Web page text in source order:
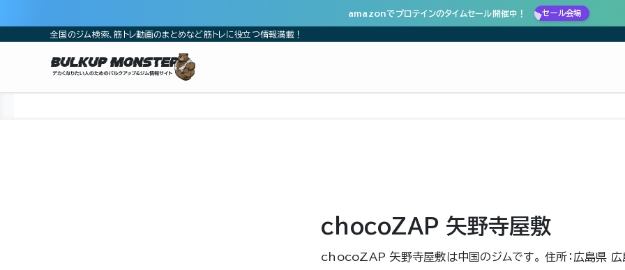
amazonでプロテインのタイムセール開催中！ セール会場
全国のジム検索、筋トレ動画のまとめなど筋トレに役立つ情報満載！
chocoZAP 矢野寺屋敷
chocoZAP 矢野寺屋敷は中国のジムです。 住所：広島